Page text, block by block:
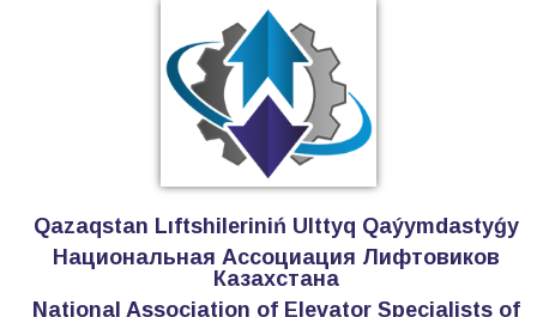
Qazaqstan Lıftshileriniń Ulttyq Qaýymdastyǵy
Национальная Ассоциация Лифтовиков
Казахстана
National Association of Elevator Specialists of